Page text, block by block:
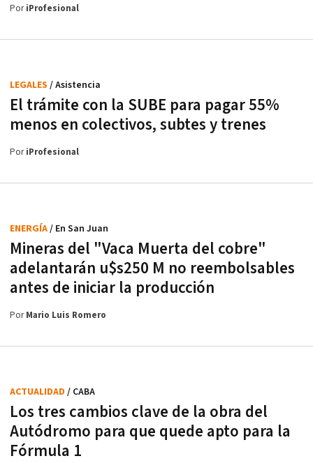
PoriProfesional
El trámite con la SUBE para pagar 55%
menos en colectivos, subtes y trenes
LEGALES / Asistencia
PoriProfesional
Mineras del "Vaca Muerta del cobre"
adelantarán u$s250 M no reembolsables
antes de iniciar la producción
ENERGÍA/ En San Juan
PorMario Luis Romero
Los tres cambios clave de la obra del
Autódromo para que quede apto para la
Fórmula 1
ACTUALIDAD / CABA